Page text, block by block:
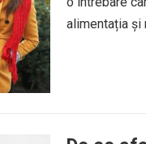
alimentația și